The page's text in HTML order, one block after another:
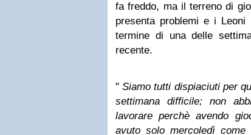
fa freddo, ma il terreno di
presenta problemi e i
termine di una delle
recente.
"Siamo tutti dispiaciuti per
settimana difficile; non
lavorare perchè avendo
avuto solo mercoledì come